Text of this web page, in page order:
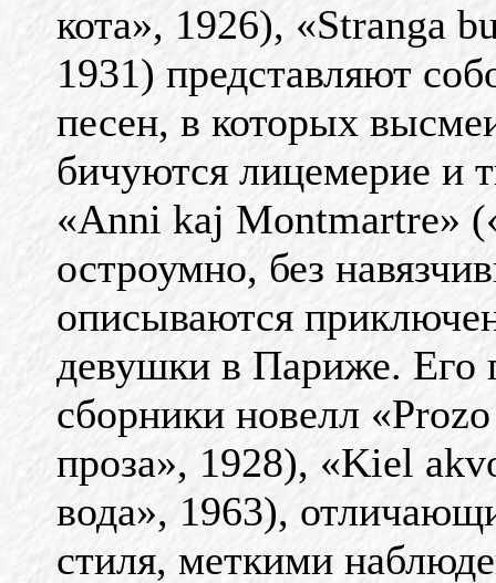
кота», 1926), «Stranga
1931) представляют
песен, в которых
бичуются лицемерие и
«Anni kaj Montmartre»
остроумно, без
описываются
девушки в Париже. Его
сборники новелл
проза», 1928), «Kiel
вода», 1963),
стиля, меткими